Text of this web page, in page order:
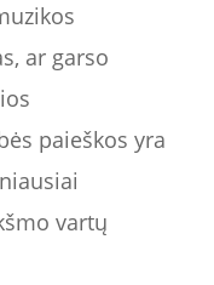
ar garso
paieškos yra
vartų